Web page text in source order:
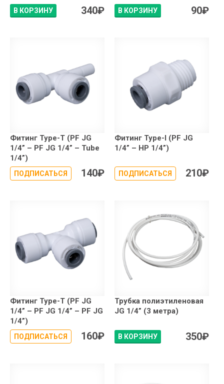
В КОРЗИНУ 340₽ В КОРЗИНУ 90₽
Фитинг Type-T (PF JG
1/4” – PF JG 1/4” – Tube
1/4”)
ПОДПИСАТЬСЯ 140₽
Фитинг Type-I (PF JG
1/4” – НР 1/4”)
ПОДПИСАТЬСЯ 210₽
Фитинг Type-T (PF JG
1/4” – PF JG 1/4” – PF JG
1/4”)
ПОДПИСАТЬСЯ 160₽
Трубка полиэтиленовая
JG 1/4” (3 метра)
В КОРЗИНУ 350₽